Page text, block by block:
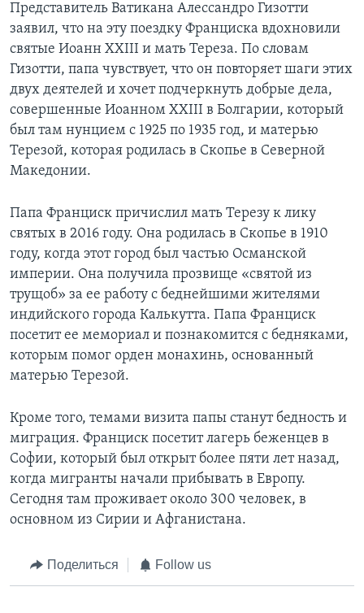
Представитель Ватикана Алессандро Гизотти
заявил, что на эту поездку Франциска вдохновили
святые Иоанн XXIII и мать Тереза. По словам
Гизотти, папа чувствует, что он повторяет шаги этих
двух деятелей и хочет подчеркнуть добрые дела,
совершенные Иоанном XXIII в Болгарии, который
был там нунцием с 1925 по 1935 год, и матерью
Терезой, которая родилась в Скопье в Северной
Македонии.
Папа Франциск причислил мать Терезу к лику
святых в 2016 году. Она родилась в Скопье в 1910
году, когда этот город был частью Османской
империи. Она получила прозвище «святой из
трущоб» за ее работу с беднейшими жителями
индийского города Калькутта. Папа Франциск
посетит ее мемориал и познакомится с бедняками,
которым помог орден монахинь, основанный
матерью Терезой.
Кроме того, темами визита папы станут бедность и
миграция. Франциск посетит лагерь беженцев в
Софии, который был открыт более пяти лет назад,
когда мигранты начали прибывать в Европу.
Сегодня там проживает около 300 человек, в
основном из Сирии и Афганистана.
Поделиться Follow us